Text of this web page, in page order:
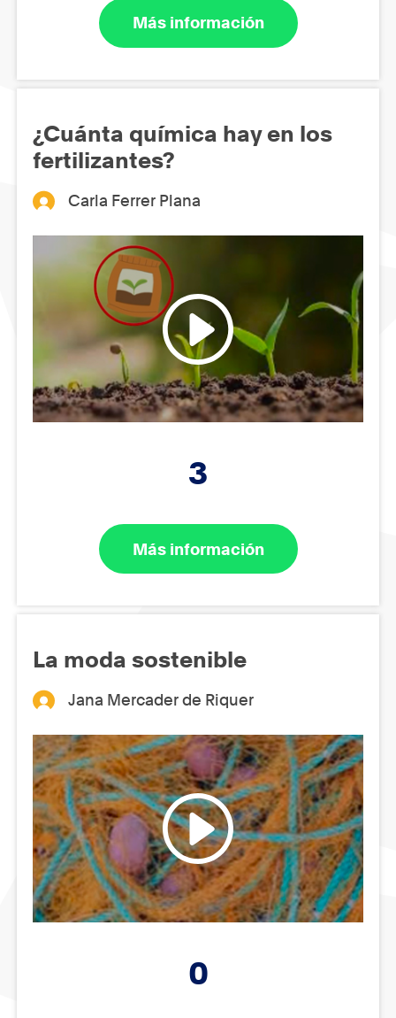
Más información
¿Cuánta química hay en los
fertilizantes?
Carla Ferrer Plana
3
Más información
La moda sostenible
Jana Mercader de Riquer
0